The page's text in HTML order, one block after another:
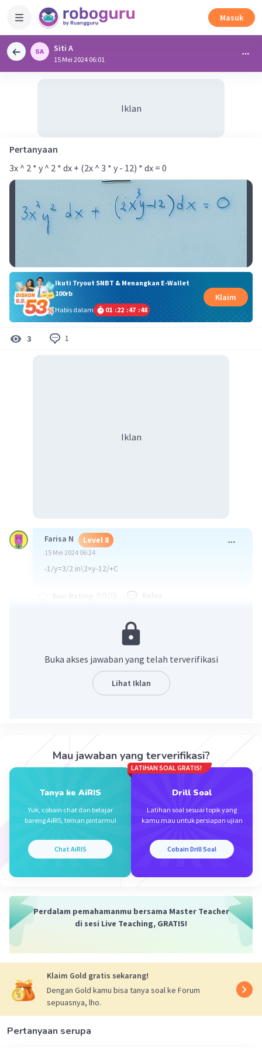
Masuk
Siti A
15 Mei 2024 06:01
Iklan
Pertanyaan
3x ^ 2 * y ^ 2 * dx + (2x ^ 3 * y - 12) * dx = 0
Ikuti Tryout SNBT & Menangkan E-Wallet
100rb
Habis dalam
01 :22 :47 :48
Klaim
3 1
Iklan
Farisa N Level 8
15 Mei 2024 06:24
-1/y=3/2 in\2×y-12/+C
Balas
Iklan
Buka akses jawaban yang telah terverifikasi
Lihat Iklan
Mau jawaban yang terverifikasi?
Tanya ke AiRIS
Yuk, cobain chat dan belajar
bareng AiRIS, teman pintarmu!
Chat AiRIS
LATIHAN SOAL GRATIS!
Drill Soal
Latihan soal sesuai topik yang
kamu mau untuk persiapan ujian
Cobain Drill Soal
Perdalam pemahamanmu bersama Master Teacher
di sesi Live Teaching, GRATIS!
Klaim Gold gratis sekarang!
Dengan Gold kamu bisa tanya soal ke Forum
sepuasnya, lho.
Pertanyaan serupa